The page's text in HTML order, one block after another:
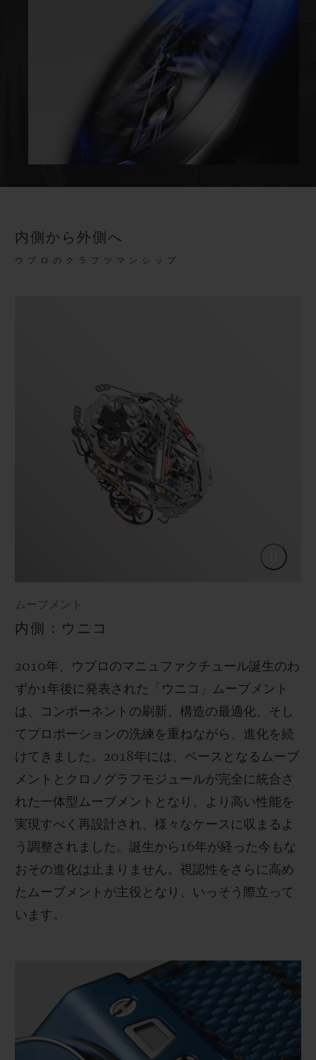
内側から外側へ
ウブロのクラフツマンシップ
ムーブメント
内側：ウニコ
2010年、ウブロのマニュファクチュール誕生のわ
ずか1年後に発表された「ウニコ」ムーブメント
は、コンポーネントの刷新、構造の最適化、そし
てプロポーションの洗練を重ねながら、進化を続
けてきました。2018年には、ベースとなるムーブ
メントとクロノグラフモジュールが完全に統合さ
れた一体型ムーブメントとなり、より高い性能を
実現すべく再設計され、様々なケースに収まるよ
う調整されました。誕生から16年が経った今もな
おその進化は止まりません。視認性をさらに高め
たムーブメントが主役となり、いっそう際立って
います。